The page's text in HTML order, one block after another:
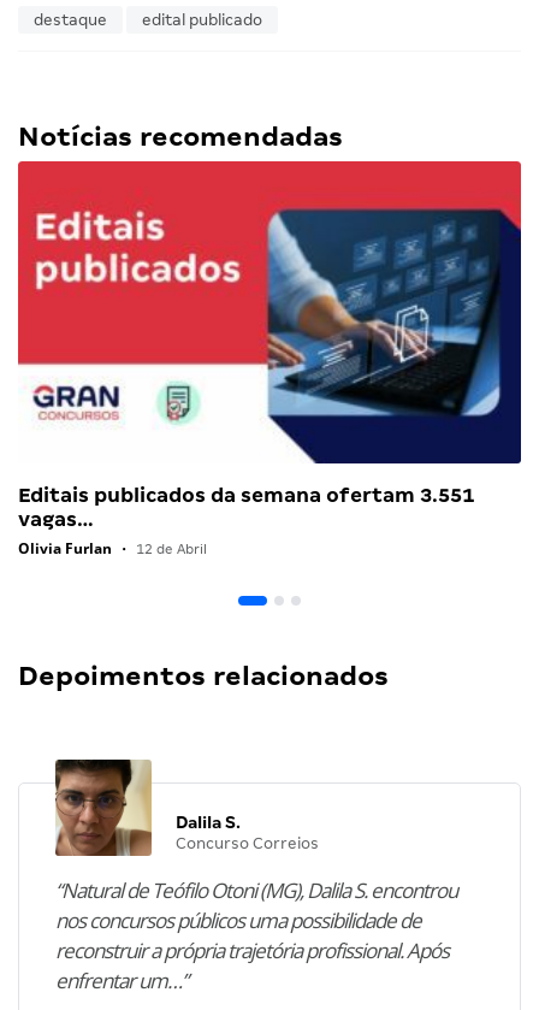
destaque edital publicado
Notícias recomendadas
Editais publicados da semana ofertam 3.551
vagas…
Olivia Furlan • 12 de Abril
Depoimentos relacionados
Dalila S.
Concurso Correios
“Natural de Teófilo Otoni (MG), Dalila S. encontrou
nos concursos públicos uma possibilidade de
reconstruir a própria trajetória profissional. Após
enfrentar um…”